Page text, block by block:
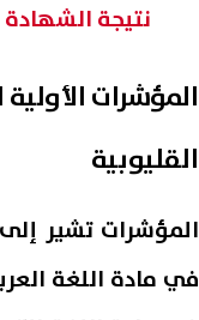
نتيجة
المؤشرات الأولية
القليوبية